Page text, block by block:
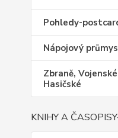
Pohledy-
Nápojový
Zbraně,
Hasičské
KNIHY A